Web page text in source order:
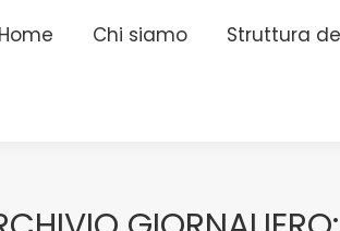
Chi siamo Struttura
Chi siamo Struttura